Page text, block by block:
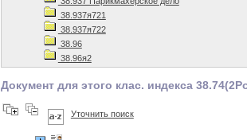
38.937я721
38.937я722
38.96
38.96я2
Документ для этого клас. индекса
Уточнить поиск